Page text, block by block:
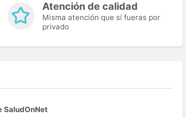
Atención de calidad
Misma atención que si fueras por
privado
SaludOnNet